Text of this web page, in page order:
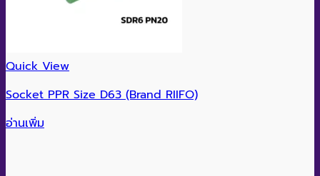
Quick View
Socket PPR Size D63 (Brand RIIFO)
อ่านเพิ่ม